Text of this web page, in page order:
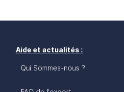
Aide et actualités :
Qui Sommes-nous ?